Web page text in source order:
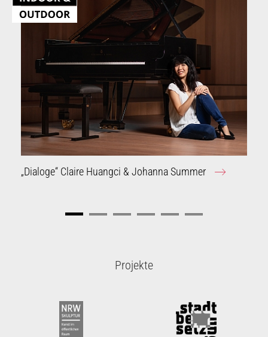
„Dialoge“ Claire Huangci & Johanna Summer
Projekte